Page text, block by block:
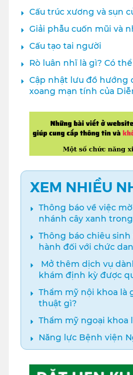
Cấu trúc xương và sụn
Giải phẫu cuốn mũi và
Cấu tạo tai người
Rò luân nhĩ là gì? Có
Cập nhật lưu đồ hướng
xoang mạn tính của
XEM NHIỀU
Thông báo về việc
nhánh cây xanh
Thông báo chiêu
hành đối với chức
dưỡng năm 2024
Mở thêm dịch vụ
khám định kỳ được
Thẩm mỹ nội khoa là
thuật gì?
Thẩm mỹ ngoại khoa
Năng lực Bệnh viện